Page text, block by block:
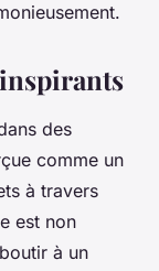
inspirants
des
comme un
à travers
est non
à un